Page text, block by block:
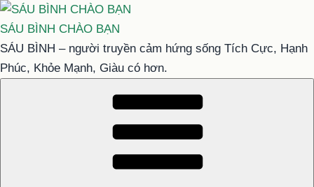
Chuyển
đến
phần
nội
SÁU BÌNH CHÀO BẠN
SÁU BÌNH – người truyền cảm hứng sống Tích Cực, Hạnh
Phúc, Khỏe Mạnh, Giàu có hơn.